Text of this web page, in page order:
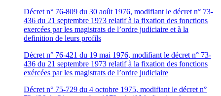
Décret n° 76-809 du 30 août 1976, modifiant le décret n° 73-
436 du 21 septembre 1973 relatif à la fixation des fonctions
exercées par les magistrats de l’ordre judiciaire et à la
definition de leurs profils
Décret n° 76-421 du 19 mai 1976, modifiant le décret n° 73-
436 du 21 septembre 1973 relatif à la fixation des fonctions
exércées par les magistrats de l’ordre judiciaire
Décret n° 75-729 du 4 octobre 1975, modifiant le décret n°